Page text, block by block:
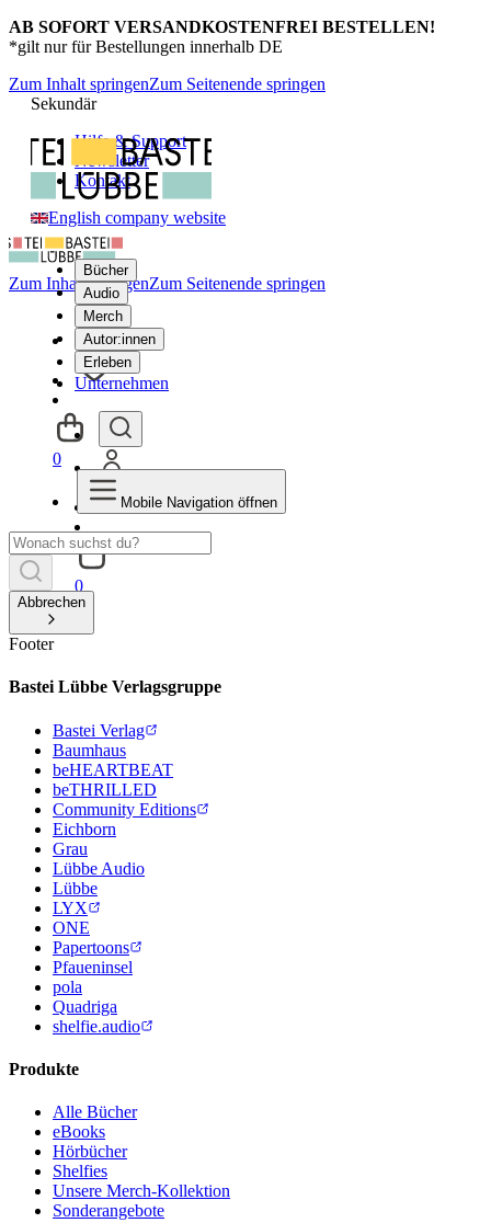
AB SOFORT VERSANDKOSTENFREI BESTELLEN!
*gilt nur für Bestellungen innerhalb DE
Zum Inhalt springenZum Seitenende springen
Sekundär
Hilfe & Support
Newsletter
Kontakt
English company website
Bücher
Audio
Merch
Autor:innen
Erleben
Unternehmen
0
Zum Inhalt springenZum Seitenende springen
0
Mobile Navigation öffnen
Abbrechen
Footer
Bastei Lübbe Verlagsgruppe
Bastei Verlag
Baumhaus
beHEARTBEAT
beTHRILLED
Community Editions
Eichborn
Grau
Lübbe Audio
Lübbe
LYX
ONE
Papertoons
Pfaueninsel
pola
Quadriga
shelfie.audio
Produkte
Alle Bücher
eBooks
Hörbücher
Shelfies
Unsere Merch-Kollektion
Sonderangebote